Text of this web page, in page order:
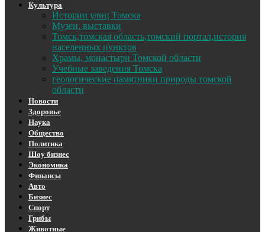
Культура
Истории улиц Томска
Музеи, выставки
Томск,томская область,томский портал,история
населенных пунктов
Храмы, монастыри Томской области
Учебные заведения Томска
геологические памятники природы томской
области
Новости
Здоровье
Наука
Общество
Политика
Шоу бизнес
Экономика
Финансы
Авто
Бизнес
Спорт
Грибы
Животные